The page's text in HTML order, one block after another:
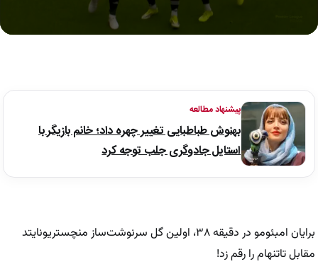
پیشنهاد مطالعه
بهنوش طباطبایی تغییر چهره داد؛ خانم بازیگر با
استایل جادوگری جلب توجه کرد
برایان امبئومو در دقیقه ۳۸، اولین گل سرنوشت‌ساز منچستریونایتد
مقابل تاتنهام را رقم زد!